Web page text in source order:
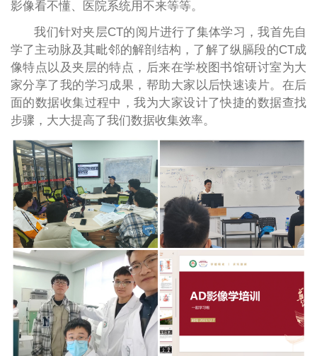
影像看不懂、医院系统用不来等等。
我们针对夹层CT的阅片进行了集体学习，我首先自
学了主动脉及其毗邻的解剖结构，了解了纵膈段的CT成
像特点以及夹层的特点，后来在学校图书馆研讨室为大
家分享了我的学习成果，帮助大家以后快速读片。在后
面的数据收集过程中，我为大家设计了快捷的数据查找
步骤，大大提高了我们数据收集效率。